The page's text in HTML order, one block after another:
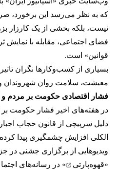
که به نظر می‌رسد این برخورد،
نیست، بلکه بخشی از یک کارزار
فضای اجتماعی، مقابله با نمایش
قوانین» است.
بسیاری از کسب‌وکارها نگران
معیشت، سلامت روان شهروندان و
فشار اقتصادی حکومت بر مردم و
در هفته‌های اخیر فشار حکومت
دلیل سرپیچی از قانون حجاب
الکلی افزایش چشمگیری پیدا
ویدیوهایی از برگزاری جشنی در
«قهوه‌پارتی
» در رسانه‌های